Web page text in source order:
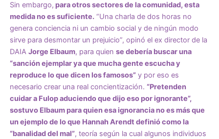
Sin embargo, para otros sectores de la comunidad, esta
medida no es suficiente. “Una charla de dos horas no
genera conciencia ni un cambio social y de ningún modo
sirve para desmontar un prejuicio”, opinó el ex director de la
DAIA Jorge Elbaum, para quien se debería buscar una
“sanción ejemplar ya que mucha gente escucha y
reproduce lo que dicen los famosos” y por eso es
necesario crear una real concientización. “Pretenden
cuidar a Fulop aduciendo que dijo eso por ignorante”,
sostuvo Elbaum para quien esa ignorancia no es más que
un ejemplo de lo que Hannah Arendt definió como la
“banalidad del mal”, teoría según la cual algunos individuos